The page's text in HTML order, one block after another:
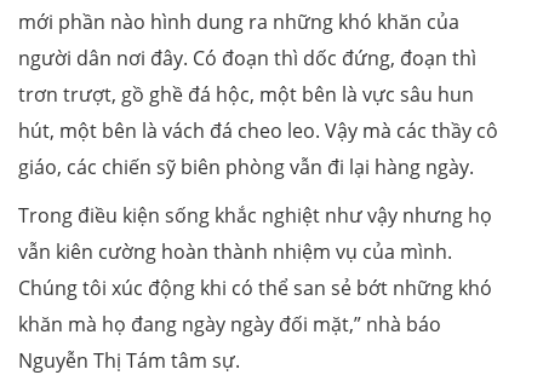
mới phần nào hình dung ra những khó khăn của
người dân nơi đây. Có đoạn thì dốc đứng, đoạn thì
trơn trượt, gồ ghề đá hộc, một bên là vực sâu hun
hút, một bên là vách đá cheo leo. Vậy mà các thầy cô
giáo, các chiến sỹ biên phòng vẫn đi lại hàng ngày.
Trong điều kiện sống khắc nghiệt như vậy nhưng họ
vẫn kiên cường hoàn thành nhiệm vụ của mình.
Chúng tôi xúc động khi có thể san sẻ bớt những khó
khăn mà họ đang ngày ngày đối mặt,” nhà báo
Nguyễn Thị Tám tâm sự.